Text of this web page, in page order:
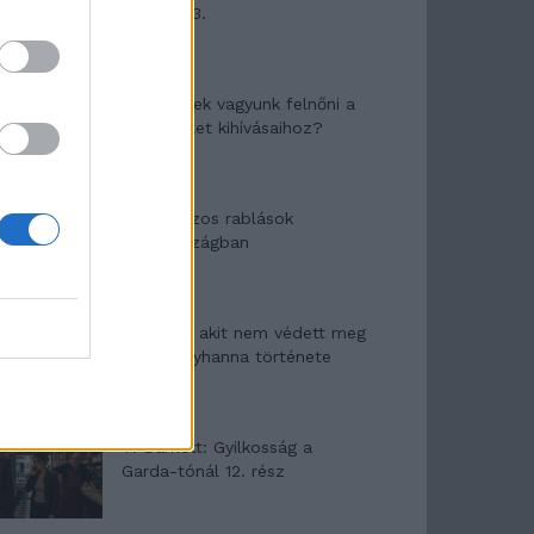
mítosza 3.
Képtelenek vagyunk felnőni a
felnőtt élet kihívásaihoz?
Altatógázos rablások
Olaszországban
A kislány, akit nem védett meg
senki – Lyhanna története
T. Barnett: Gyilkosság a
Garda-tónál 12. rész